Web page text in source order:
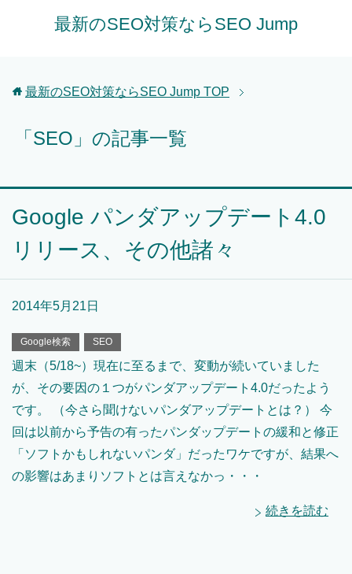
最新のSEO対策ならSEO Jump
最新のSEO対策ならSEO Jump TOP
「SEO」の記事一覧
Google パンダアップデート4.0
リリース、その他諸々
2014年5月21日
Google検索 SEO
週末（5/18~）現在に至るまで、変動が続いていました
が、その要因の１つがパンダアップデート4.0だったよう
です。 （今さら聞けないパンダアップデートとは？） 今
回は以前から予告の有ったパンダップデートの緩和と修正
「ソフトかもしれないパンダ」だったワケですが、結果へ
の影響はあまりソフトとは言えなかっ・・・
続きを読む